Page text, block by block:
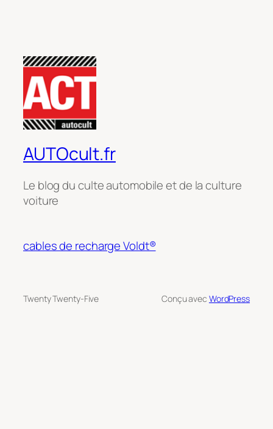
AUTOcult.fr
Le blog du culte automobile et de la culture
voiture
cables de recharge Voldt®
Twenty Twenty-Five Conçu avec WordPress